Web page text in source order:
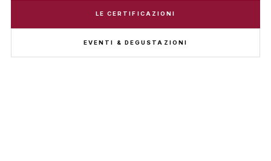
LE CERTIFICAZIONI
EVENTI & DEGUSTAZIONI